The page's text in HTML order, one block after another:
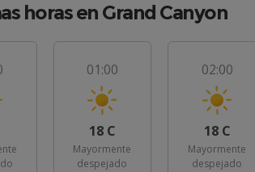
horas en Grand Canyon
01:00
18 C
Mayormente
despejado
02:00
18 C
Mayormente
despejado